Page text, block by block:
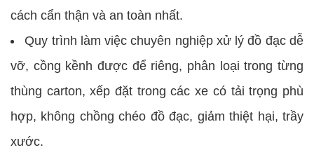
cách cẩn thận và an toàn nhất.
Quy trình làm việc chuyên nghiệp xử lý đồ đạc dễ
vỡ, cồng kềnh được để riêng, phân loại trong từng
thùng carton, xếp đặt trong các xe có tải trọng phù
hợp, không chồng chéo đồ đạc, giảm thiệt hại, trầy
xước.